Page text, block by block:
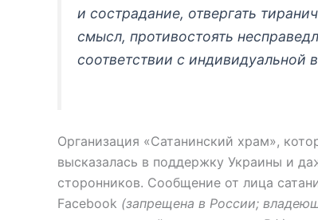
и сострадание, отвергать
смысл, противостоять
соответствии с индивидуальной
Организация «Сатанинский храм»,
высказалась в поддержку Украины и
сторонников. Сообщение от лица
Facebook (запрещена в России;